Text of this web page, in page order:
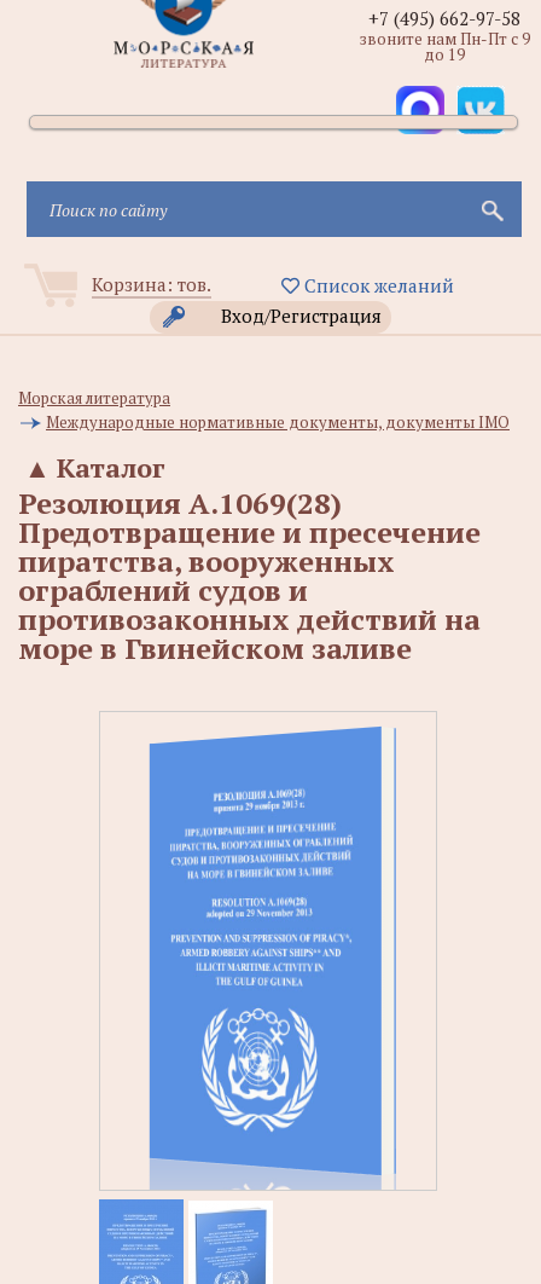
Корзина: тов.
Список желаний
Вход/Регистрация
+7 (495) 662-97-58
звоните нам Пн-Пт с 9
до 19
Морская литература
Международные нормативные документы, документы IMO
Каталог
▲
Резолюция А.1069(28)
Предотвращение и пресечение
пиратства, вооруженных
ограблений судов и
противозаконных действий на
море в Гвинейском заливе